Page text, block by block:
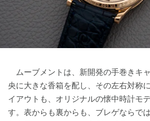
ムーブメントは、新開発の手巻きキ
央に大きな香箱を配し、その左右対称
イアウトも、オリジナルの懐中時計モ
す。表からも裏からも、ブレゲならで